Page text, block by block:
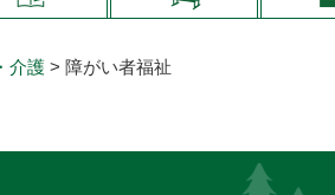
ン
介護 > 障がい者福祉